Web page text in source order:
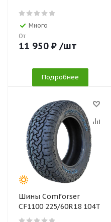
Много
От
11 950 ₽ /шт
Подробнее
Шины Comforser
CF1100 225/60R18 104T